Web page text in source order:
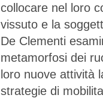
collocare nel loro
vissuto e la
De Clementi
metamorfosi dei
loro nuove attività
strategie di